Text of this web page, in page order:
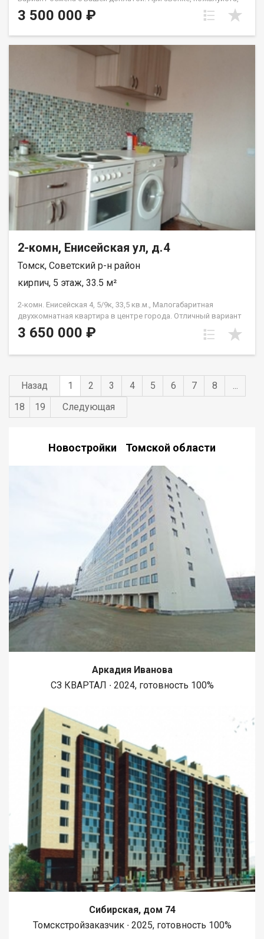
сообщите номер варианта - JV002070108657
3 500 000 ₽
2-комн, Енисейская ул, д.4
Томск, Советский р-н район
кирпич, 5 этаж, 33.5 м²
2-комн. Енисейская 4, 5/9к, 33,5 кв.м., Малогабаритная
двухкомнатная квартира в центре города. Отличный вариант
для последующей сдачи в аренду. Кафель в санузле.
Пластиковые окна. 3650 т.р.
3 650 000 ₽
Назад 1 2 3 4 5 6 7 8
...
18
19 Следующая
Новостройки Томской области
Аркадия Иванова
СЗ КВАРТАЛ ∙ 2024, готовность 100%
Сибирская, дом 74
Томскстройзаказчик ∙ 2025, готовность 100%